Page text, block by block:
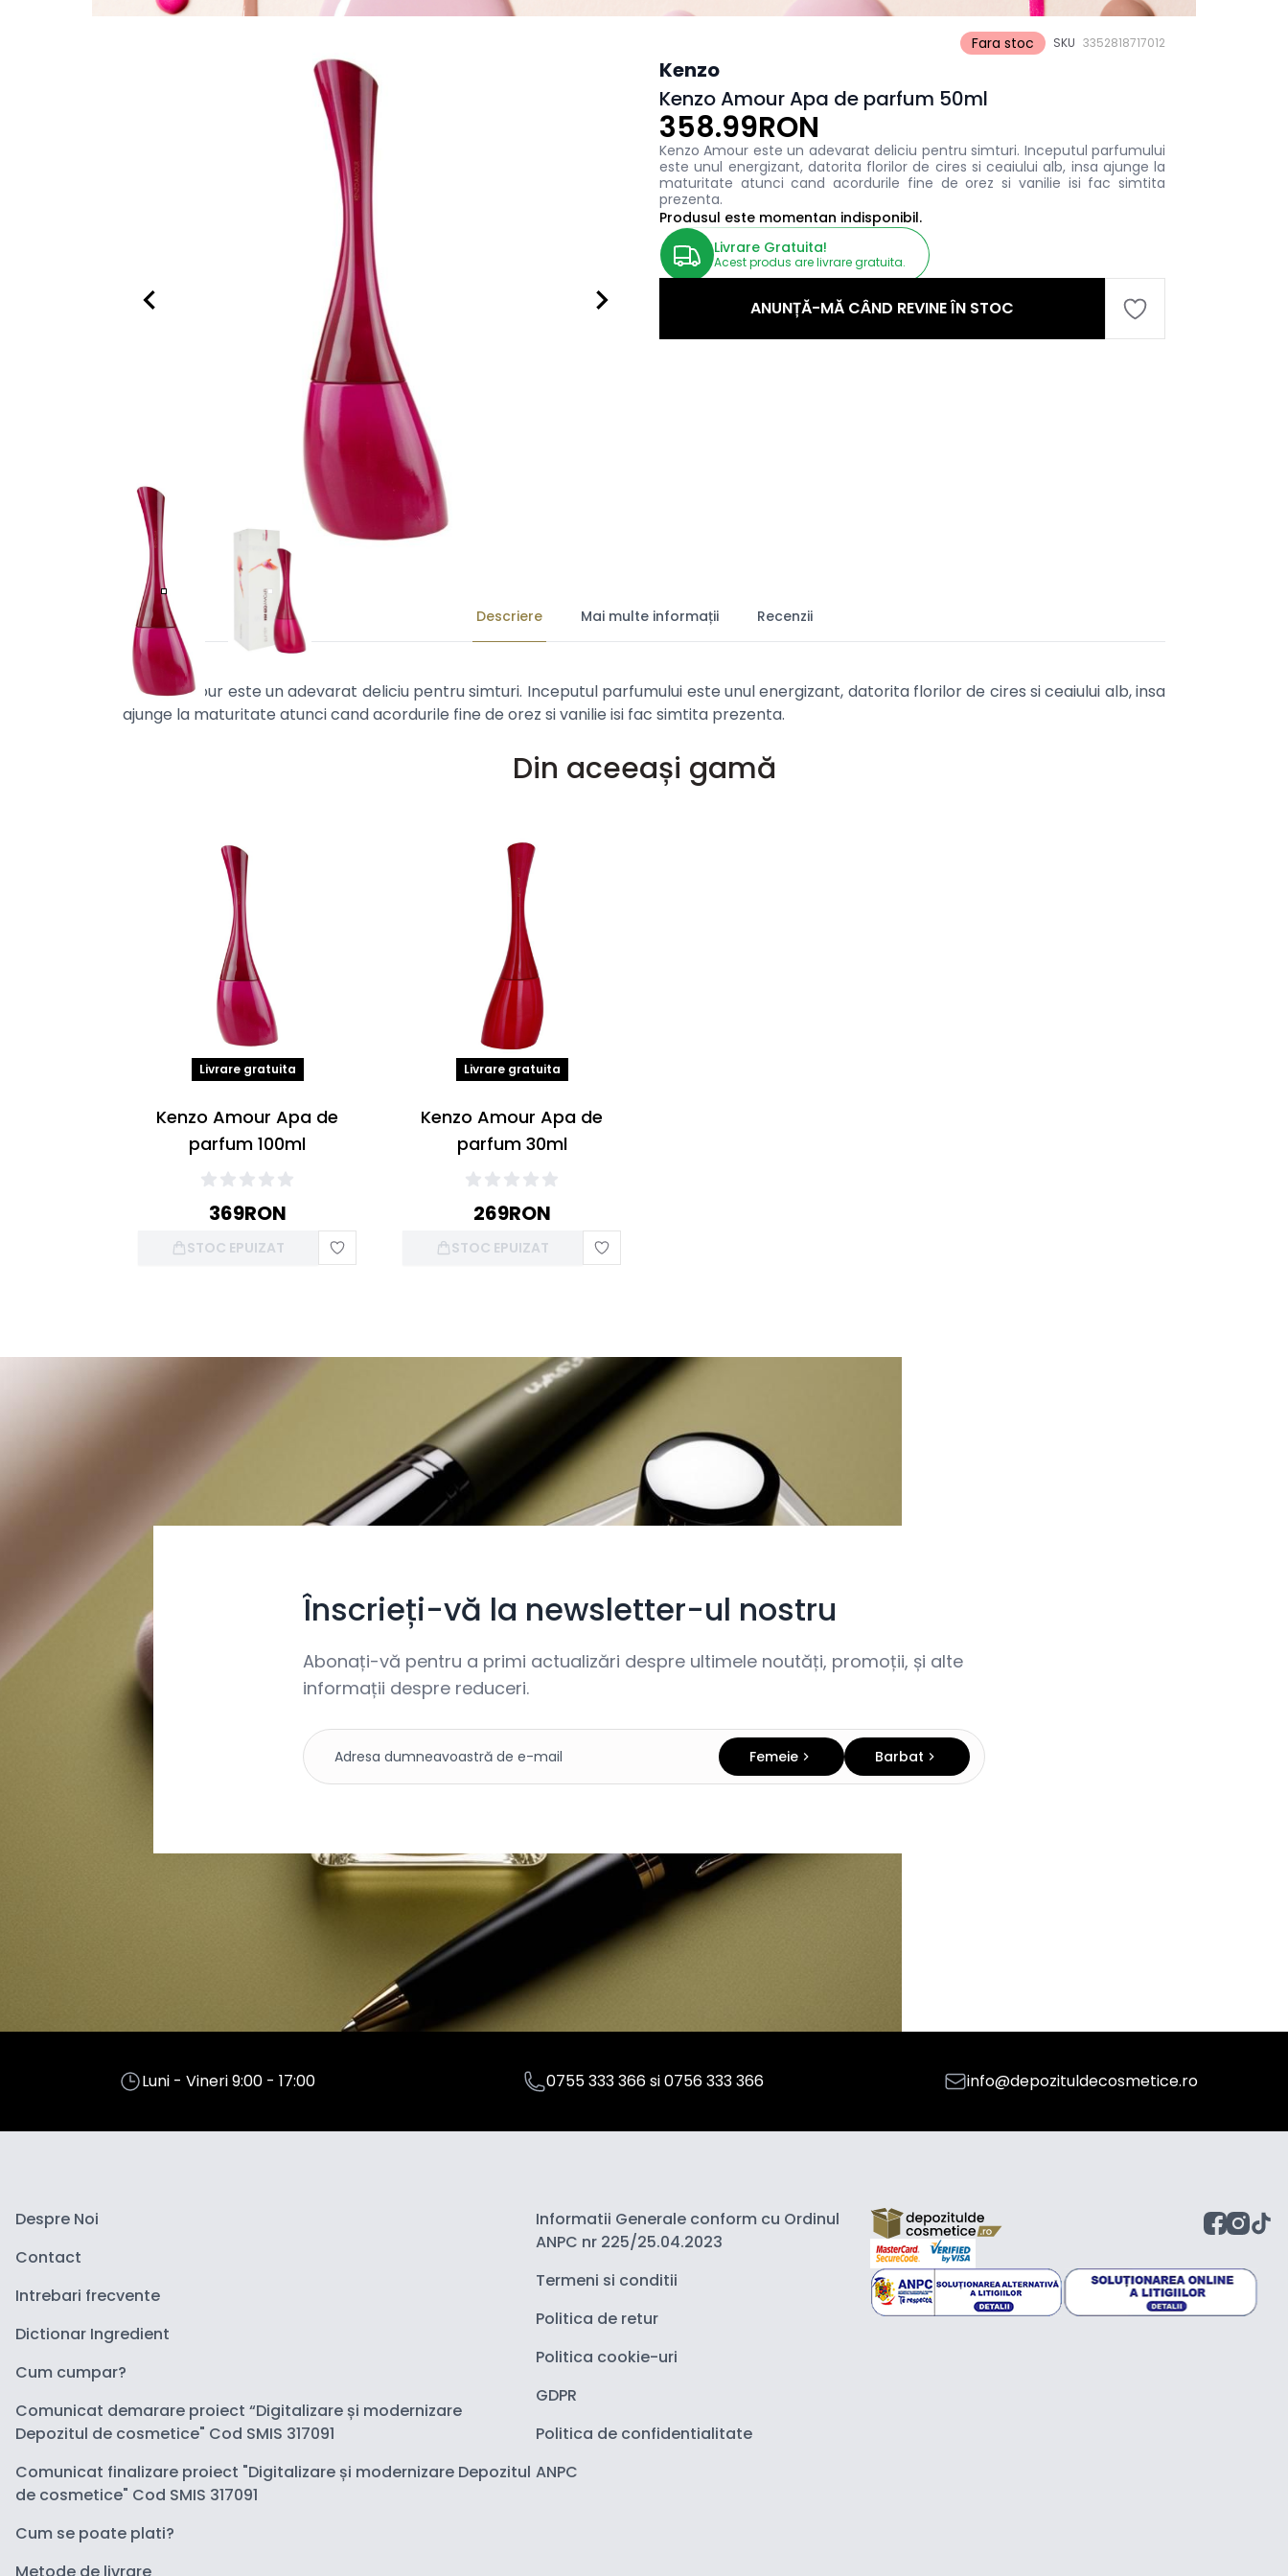
Fara stoc SKU 3352818717012
Kenzo
Kenzo Amour Apa de parfum 50ml
358.99RON
Kenzo Amour este un adevarat deliciu pentru simturi. Inceputul parfumului
este unul energizant, datorita florilor de cires si ceaiului alb, insa ajunge la
maturitate atunci cand acordurile fine de orez si vanilie isi fac simtita
prezenta.
Produsul este momentan indisponibil.
Livrare Gratuita!
Acest produs are livrare gratuita.
ANUNȚĂ-MĂ CÂND REVINE ÎN STOC
Descriere Mai multe informații Recenzii
Kenzo Amour este un adevarat deliciu pentru simturi. Inceputul parfumului este unul energizant, datorita florilor de cires si ceaiului alb, insa
ajunge la maturitate atunci cand acordurile fine de orez si vanilie isi fac simtita prezenta.
Din aceeași gamă
Livrare gratuita
Kenzo Amour Apa de
parfum 100ml
369RON
STOC EPUIZAT
Livrare gratuita
Kenzo Amour Apa de
parfum 30ml
269RON
STOC EPUIZAT
Înscrieți-vă la newsletter-ul nostru
Abonați-vă pentru a primi actualizări despre ultimele noutăți, promoții, și alte
informații despre reduceri.
Femeie Barbat
Luni - Vineri 9:00 - 17:00 0755 333 366si0756 333 366 info@depozituldecosmetice.ro
Despre Noi
Contact
Intrebari frecvente
Dictionar Ingredient
Cum cumpar?
Comunicat demarare proiect “Digitalizare și modernizare
Depozitul de cosmetice" Cod SMIS 317091
Comunicat finalizare proiect "Digitalizare și modernizare Depozitul
de cosmetice" Cod SMIS 317091
Cum se poate plati?
Informatii Generale conform cu Ordinul
ANPC nr 225/25.04.2023
Termeni si conditii
Politica de retur
Politica cookie-uri
GDPR
Politica de confidentialitate
ANPC